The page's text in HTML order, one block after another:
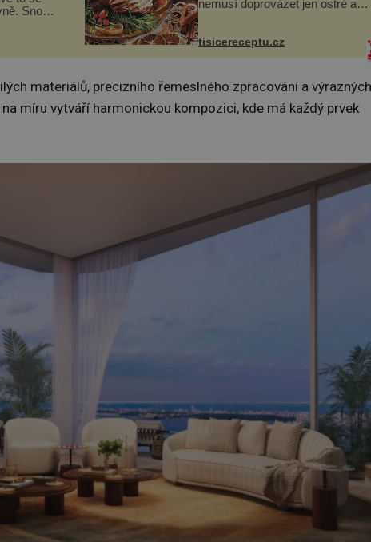
Snoubí
a
které
nemusí doprovázet jen ostré a
Ingredience sádlo 3 kg šunky
vcelku 3 stroužky česneku hl...
tisicereceptu.cz
materiálů, precizního řemeslného zpracování a výrazných
míru vytváří harmonickou kompozici, kde má každý prvek